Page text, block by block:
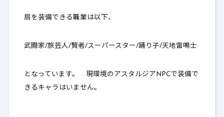
扇を装備できる職業は以下、
武闘家/旅芸人/賢者/スーパースター/踊り子/天地雷鳴士
となっています。 現環境のアスタルジアNPCで装備で
きるキャラはいません。